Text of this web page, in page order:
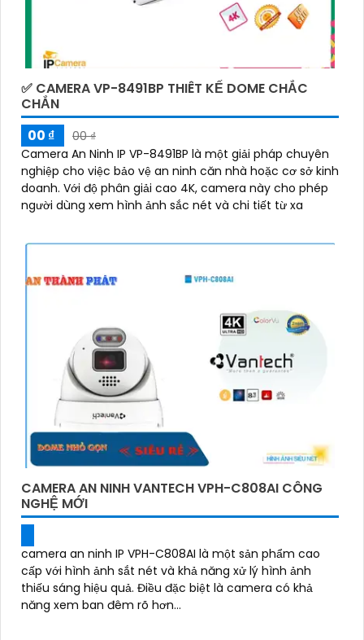
✅ CAMERA VP-8491BP THIÊT KẾ DOME CHẮC
CHẮN
00 ₫
00 ₫
Camera An Ninh IP VP-8491BP là một giải pháp chuyên
nghiệp cho việc bảo vệ an ninh căn nhà hoặc cơ sở kinh
doanh. Với độ phân giải cao 4K, camera này cho phép
người dùng xem hình ảnh sắc nét và chi tiết từ xa
CAMERA AN NINH VANTECH VPH-C808AI CÔNG
NGHỆ MỚI
camera an ninh IP VPH-C808AI là một sản phẩm cao
cấp với hình ảnh sắt nét và khả năng xử lý hình ảnh
thiếu sáng hiệu quả. Điều đặc biệt là camera có khả
năng xem ban đêm rõ hơn...